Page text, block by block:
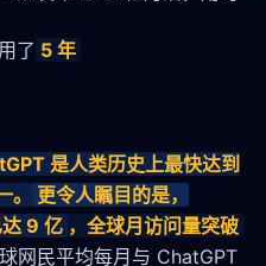
了 5 年
是人类历史上最快达到
更令人瞩目的是，
9 亿 ，全球月访问量突破
网民平均每月与 ChatGPT